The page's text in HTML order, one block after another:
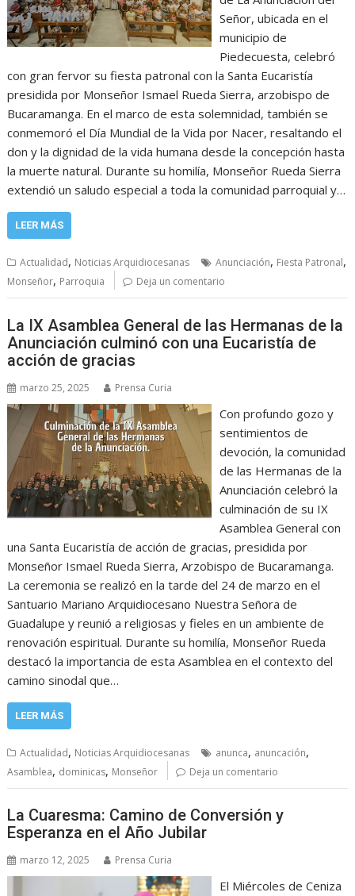
Señor, ubicada en el
municipio de
Piedecuesta, celebró
con gran fervor su fiesta patronal con la Santa Eucaristía
presidida por Monseñor Ismael Rueda Sierra, arzobispo de
Bucaramanga. En el marco de esta solemnidad, también se
conmemoró el Día Mundial de la Vida por Nacer, resaltando el
don y la dignidad de la vida humana desde la concepción hasta
la muerte natural. Durante su homilía, Monseñor Rueda Sierra
extendió un saludo especial a toda la comunidad parroquial y…
LEER MÁS
Actualidad, Noticias Arquidiocesanas Anunciación, Fiesta Patronal,
Monseñor, Parroquia Deja un comentario
La IX Asamblea General de las Hermanas de la
Anunciación culminó con una Eucaristía de
acción de gracias
marzo 25, 2025 Prensa Curia
Con profundo gozo y
sentimientos de
devoción, la comunidad
de las Hermanas de la
Anunciación celebró la
culminación de su IX
Asamblea General con
una Santa Eucaristía de acción de gracias, presidida por
Monseñor Ismael Rueda Sierra, Arzobispo de Bucaramanga.
La ceremonia se realizó en la tarde del 24 de marzo en el
Santuario Mariano Arquidiocesano Nuestra Señora de
Guadalupe y reunió a religiosas y fieles en un ambiente de
renovación espiritual. Durante su homilía, Monseñor Rueda
destacó la importancia de esta Asamblea en el contexto del
camino sinodal que…
LEER MÁS
Actualidad, Noticias Arquidiocesanas anunca, anuncación,
Asamblea, dominicas, Monseñor Deja un comentario
La Cuaresma: Camino de Conversión y
Esperanza en el Año Jubilar
marzo 12, 2025 Prensa Curia
El Miércoles de Ceniza